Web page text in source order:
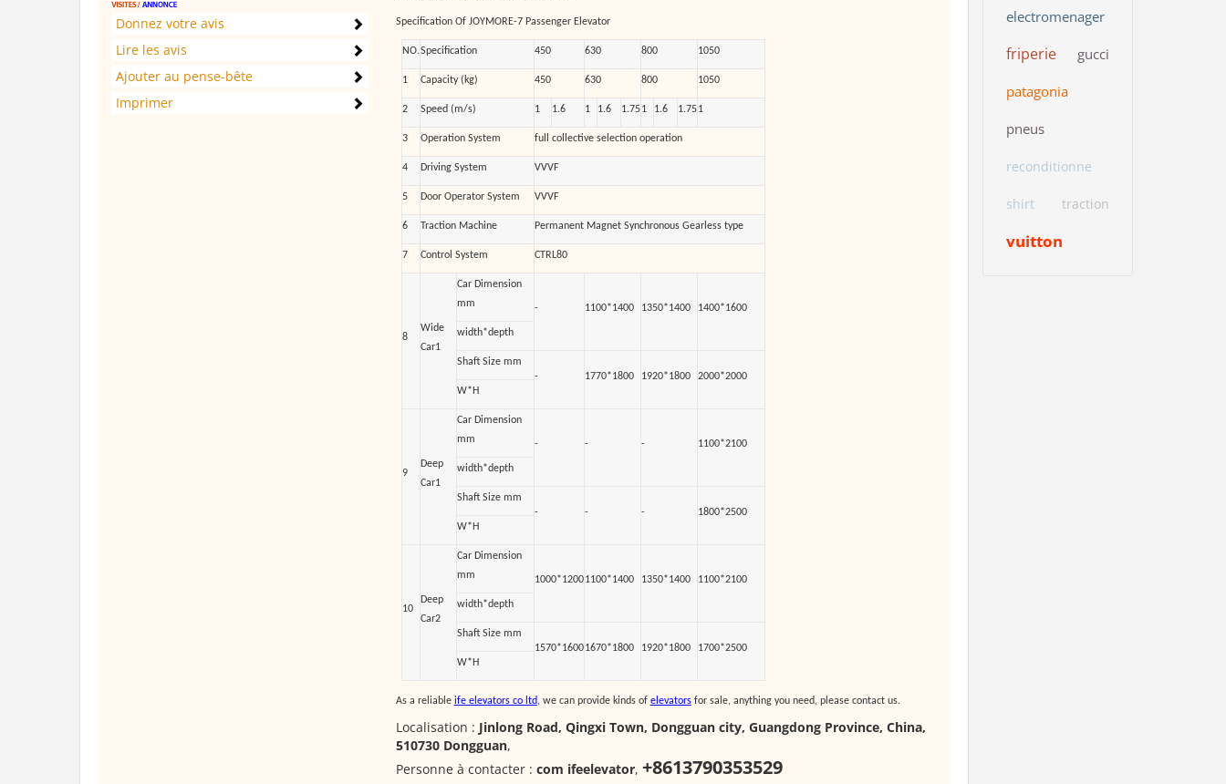
Donnez votre avis
Lire les avis
Ajouter au pense-bête
Imprimer
Specification Of JOYMORE-7 Passenger Elevator
NO.Specification 450 630 800 1050
1 Capacity (kg) 450 630 800 1050
2 Speed (m/s) 1 1.6 1 1.6 1.751 1.6 1.751
3 Operation System full collective selection operation
4 Driving System VVVF
5 Door Operator System VVVF
6 Traction Machine Permanent Magnet Synchronous Gearless type
7 Control System CTRL80
8
Wide
Car1
Car Dimension
mm
- 1100*1400 1350*1400 1400*1600
width*depth
Shaft Size mm
-
1770*1800 1920*1800
2000*2000
W*H
9
Deep
Car1
Car Dimension
mm
- - - 1100*2100
width*depth
Shaft Size mm
-
- -
1800*2500
W*H
10
Deep
Car2
Car Dimension
mm
1000*12001100*1400 1350*1400 1100*2100
width*depth
Shaft Size mm
1570*16001670*1800 1920*1800
1700*2500
W*H
As a reliable ife elevators co ltd, we can provide kinds of elevators for sale, anything you need, please contact us.
Localisation : Jinlong Road, Qingxi Town, Dongguan city, Guangdong Province, China,
510730 Dongguan,
Personne à contacter : com ifeelevator, +8613790353529
electromenager
friperie gucci
patagonia
pneus
reconditionne
shirt traction
vuitton